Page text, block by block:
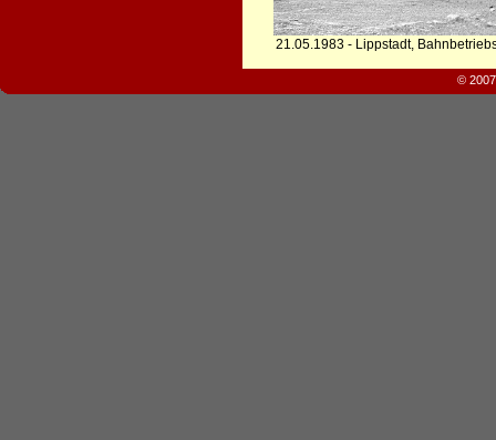
21.05.1983 - Lippstadt,
©